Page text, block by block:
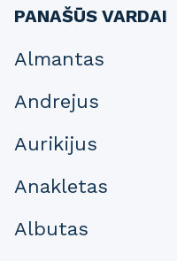
PANAŠŪS VARDAI
Almantas
Andrejus
Aurikijus
Anakletas
Albutas